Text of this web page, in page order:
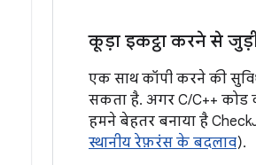
कूड़ा इकट्ठा करने से
एक साथ कॉपी करने की
सकता है. अगर C/C++ कोड
हमने बेहतर बनाया है
स्थानीय रेफ़रंस के बदलाव).